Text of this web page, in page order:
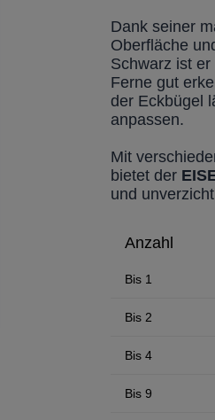
Dank seiner
Oberfläche
Schwarz ist
Ferne gut
der Eckbügel
anpassen.
Mit
bietet der
und
Anzahl
Bis 1
Bis2
Bis4
Bis9